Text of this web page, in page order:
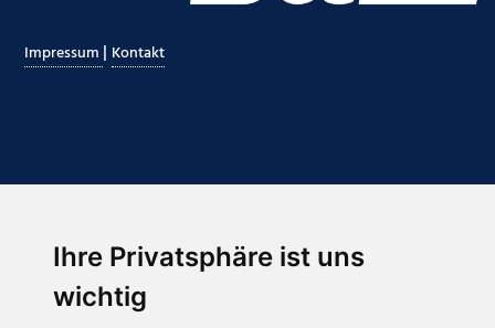
Ihre Privatsphäre ist uns
wichtig
Impressum | Kontakt
Abonnieren Sie unseren Newsletter